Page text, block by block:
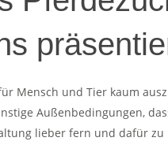
Mensch und Tier kaum
Außenbedingungen,
lieber fern und dafür